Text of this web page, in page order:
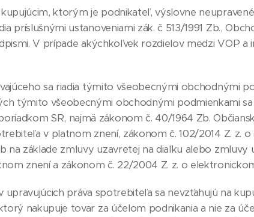
ktorým je podnikateľ, výslovne
príslušnými ustanoveniami zák. č 513/1991 Zb.,
V prípade akýchkoľvek rozdielov medzi VOP
sa riadia týmito všeobecnými obchodnými
týmito všeobecnými obchodnými podmienkami
SR, najmä zákonom č. 40/1964 Zb.
v platnom znení, zákonom č. 102/2014 Z. z.
na základe zmluvy uzavretej na diaľku alebo
znení a zákonom č. 22/2004 Z. z. o
upravujúcich práva spotrebiteľa sa nevzťahujú na
nakupuje tovar za účelom podnikania a nie za